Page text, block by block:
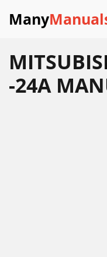
Many
-24A